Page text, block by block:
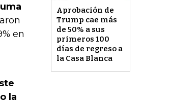
Aprobación de
Trump cae más
de 50% a sus
primeros 100
días de regreso a
la Casa Blanca
en
la